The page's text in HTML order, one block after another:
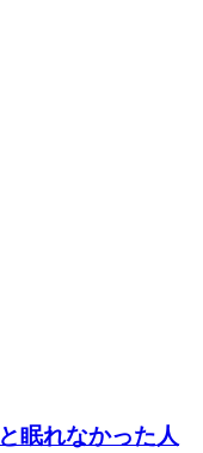
眠れなかった人